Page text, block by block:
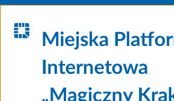
Miejska
Internetowa
„Magiczny